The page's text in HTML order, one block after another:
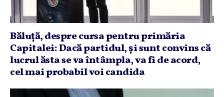
Băluţă, despre cursa pentru primăria
Capitalei: Dacă partidul, şi sunt convins că
lucrul ăsta se va întâmpla, va fi de acord,
cel mai probabil voi candida